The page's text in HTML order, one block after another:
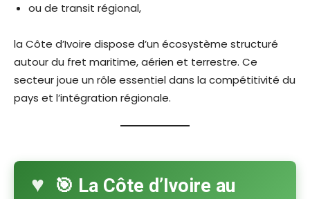
ou de transit régional,
la Côte d’Ivoire dispose d’un écosystème structuré
autour du fret maritime, aérien et terrestre. Ce
secteur joue un rôle essentiel dans la compétitivité du
pays et l’intégration régionale.
🎯 La Côte d’Ivoire au